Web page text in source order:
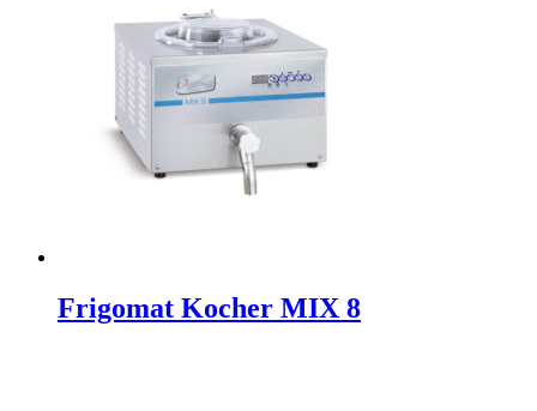
Frigomat Kocher MIX 8